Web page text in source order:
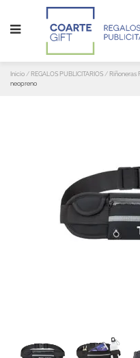
Inicio REGALOS PUBLICITARIOS Riñoneras
neopreno